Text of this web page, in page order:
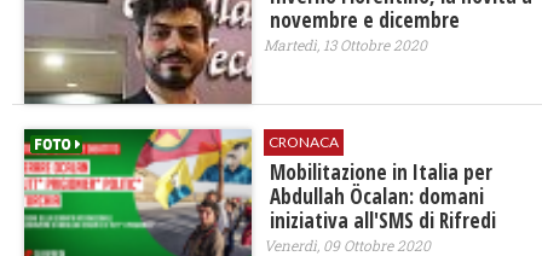
novembre e dicembre
Martedì, 13 Ottobre 2020
CRONACA
Mobilitazione in Italia per
Abdullah Öcalan: domani
iniziativa all'SMS di Rifredi
Venerdì, 09 Ottobre 2020